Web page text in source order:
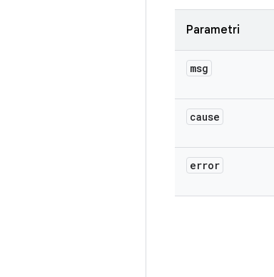
Parametri
msg
cause
error